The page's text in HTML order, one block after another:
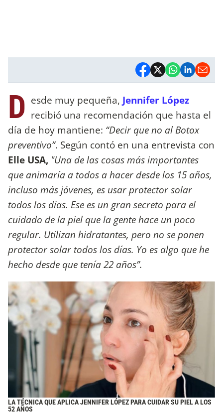
D esde muy pequeña, Jennifer López
recibió una recomendación que hasta el
día de hoy mantiene: “Decir que no al Botox
preventivo”. Según contó en una entrevista con
Elle USA, "Una de las cosas más importantes
que animaría a todos a hacer desde los 15 años,
incluso más jóvenes, es usar protector solar
todos los días. Ese es un gran secreto para el
cuidado de la piel que la gente hace un poco
regular. Utilizan hidratantes, pero no se ponen
protector solar todos los días. Yo es algo que he
hecho desde que tenía 22 años”.
LA TÉCNICA QUE APLICA JENNIFER LÓPEZ PARA CUIDAR SU PIEL A LOS
52 AÑOS